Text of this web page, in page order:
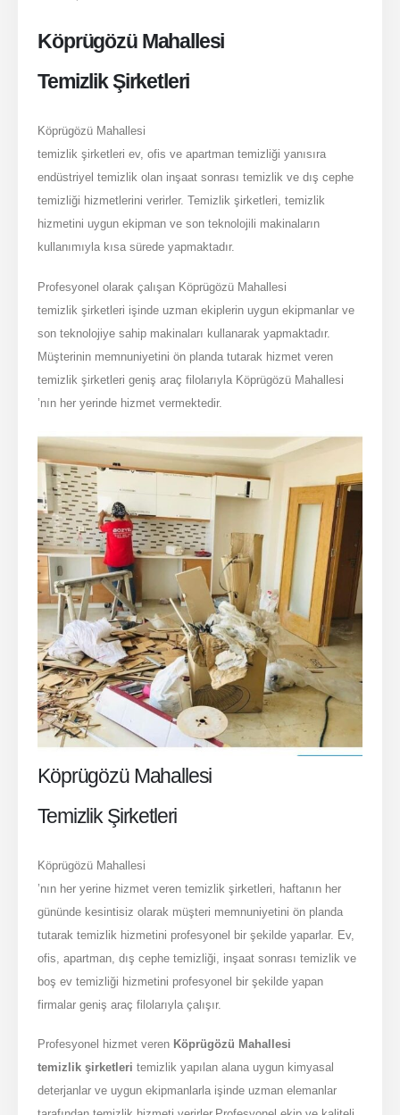
TEMIZLIK
IÇIN
Köprügözü Mahallesi
Temizlik Şirketleri
Köprügözü Mahallesi
temizlik şirketleri ev, ofis ve apartman temizliği yanısıra
endüstriyel temizlik olan inşaat sonrası temizlik ve dış cephe
temizliği hizmetlerini verirler. Temizlik şirketleri, temizlik
hizmetini uygun ekipman ve son teknolojili makinaların
kullanımıyla kısa sürede yapmaktadır.
Profesyonel olarak çalışan Köprügözü Mahallesi
temizlik şirketleri işinde uzman ekiplerin uygun ekipmanlar ve
son teknolojiye sahip makinaları kullanarak yapmaktadır.
Müşterinin memnuniyetini ön planda tutarak hizmet veren
temizlik şirketleri geniş araç filolarıyla Köprügözü Mahallesi
’nın her yerinde hizmet vermektedir.
Köprügözü Mahallesi
Temizlik Şirketleri
Köprügözü Mahallesi
’nın her yerine hizmet veren temizlik şirketleri, haftanın her
gününde kesintisiz olarak müşteri memnuniyetini ön planda
tutarak temizlik hizmetini profesyonel bir şekilde yaparlar. Ev,
ofis, apartman, dış cephe temizliği, inşaat sonrası temizlik ve
boş ev temizliği hizmetini profesyonel bir şekilde yapan
firmalar geniş araç filolarıyla çalışır.
Profesyonel hizmet veren Köprügözü Mahallesi
temizlik şirketleritemizlik yapılan alana uygun kimyasal
deterjanlar ve uygun ekipmanlarla işinde uzman elemanlar